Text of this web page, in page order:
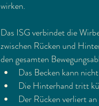
wirken.
Das ISG verbindet die
zwischen Rücken und
den gesamten
Das Becken kann
Die Hinterhand tritt
Der Rücken verliert